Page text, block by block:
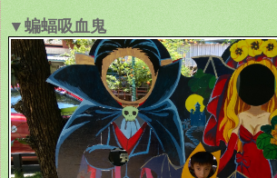
▼蝙蝠吸血鬼